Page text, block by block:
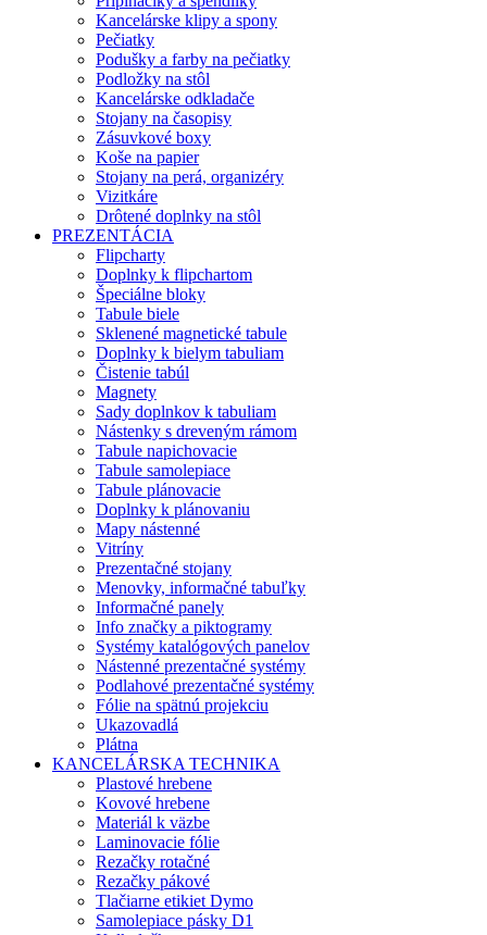
Kancelárske klipy a spony
Pečiatky
Podušky a farby na pečiatky
Podložky na stôl
Kancelárske odkladače
Stojany na časopisy
Zásuvkové boxy
Koše na papier
Stojany na perá, organizéry
Vizitkáre
Drôtené doplnky na stôl
PREZENTÁCIA
Flipcharty
Doplnky k flipchartom
Špeciálne bloky
Tabule biele
Sklenené magnetické tabule
Doplnky k bielym tabuliam
Čistenie tabúl
Magnety
Sady doplnkov k tabuliam
Nástenky s dreveným rámom
Tabule napichovacie
Tabule samolepiace
Tabule plánovacie
Doplnky k plánovaniu
Mapy nástenné
Vitríny
Prezentačné stojany
Menovky, informačné tabuľky
Informačné panely
Info značky a piktogramy
Systémy katalógových panelov
Nástenné prezentačné systémy
Podlahové prezentačné systémy
Fólie na spätnú projekciu
Ukazovadlá
Plátna
KANCELÁRSKA TECHNIKA
Plastové hrebene
Kovové hrebene
Materiál k väzbe
Laminovacie fólie
Rezačky rotačné
Rezačky pákové
Tlačiarne etikiet Dymo
Samolepiace pásky D1